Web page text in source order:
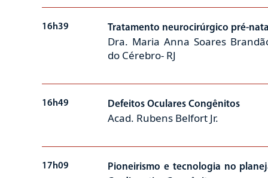
16h39 Tratamento neurocirúrgico pré-
Dra. Maria Anna Soares
do Cérebro- RJ
16h49 Defeitos Oculares Congênitos
Acad. Rubens Belfort Jr.
17h09
Pioneirismo e tecnologia no